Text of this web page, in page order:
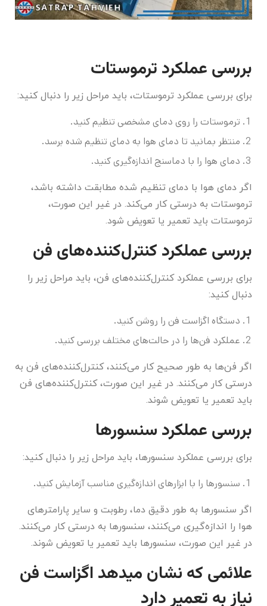
بررسی عملکرد ترموستات
برای بررسی عملکرد ترموستات، باید مراحل زیر را دنبال کنید:
ترموستات را روی دمای مشخصی تنظیم کنید.
منتظر بمانید تا دمای هوا به دمای تنظیم شده برسد.
دمای هوا را با دماسنج اندازه‌گیری کنید.
اگر دمای هوا با دمای تنظیم شده مطابقت داشته باشد،
ترموستات به درستی کار می‌کند. در غیر این صورت،
ترموستات باید تعمیر یا تعویض شود.
بررسی عملکرد کنترل‌کننده‌های فن
برای بررسی عملکرد کنترل‌کننده‌های فن، باید مراحل زیر را
دنبال کنید:
دستگاه اگزاست فن را روشن کنید.
عملکرد فن‌ها را در حالت‌های مختلف بررسی کنید.
اگر فن‌ها به طور صحیح کار می‌کنند، کنترل‌کننده‌های فن به
درستی کار می‌کنند. در غیر این صورت، کنترل‌کننده‌های فن
باید تعمیر یا تعویض شوند.
بررسی عملکرد سنسورها
برای بررسی عملکرد سنسورها، باید مراحل زیر را دنبال کنید:
سنسورها را با ابزارهای اندازه‌گیری مناسب آزمایش کنید.
اگر سنسورها به طور دقیق دما، رطوبت و سایر پارامترهای
هوا را اندازه‌گیری می‌کنند، سنسورها به درستی کار می‌کنند.
در غیر این صورت، سنسورها باید تعمیر یا تعویض شوند.
علائمی که نشان میدهد اگزاست فن
نیاز به تعمیر دارد